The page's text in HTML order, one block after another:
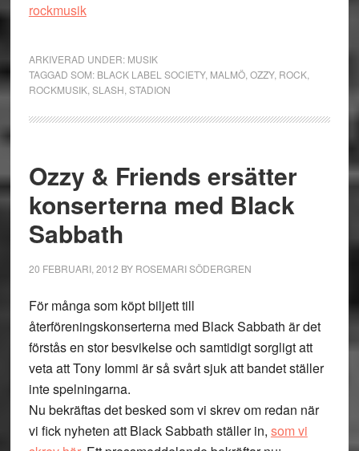
rockmusik
ARKIVERAD UNDER: MUSIK
TAGGAD SOM: BLACK LABEL SOCIETY, MALMÖ, OZZY, ROCK,
ROCKMUSIK, SLASH STADION
Ozzy & Friends ersätter
konserterna med Black
Sabbath
20 FEBRUARI, 2012 BY ROSEMARI SÖDERGREN
För många som köpt biljett till
återföreningskonserterna med Black Sabbath är det
förstås en stor besvikelse och samtidigt sorgligt att
veta att Tony Iommi är så svårt sjuk att bandet ställer
inte spelningarna.
Nu bekräftas det besked som vi skrev om redan när
vi fick nyheten att Black Sabbath ställer in, som vi